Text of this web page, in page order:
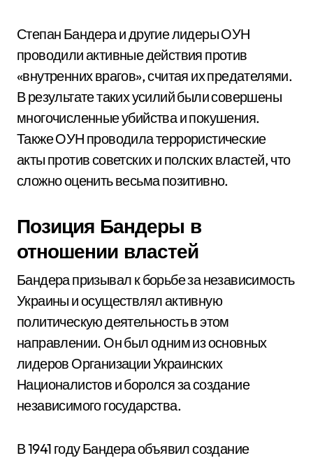
Степан Бандера и другие лидеры ОУН
проводили активные действия против
«внутренних врагов», считая их предателями.
В результате таких усилий были совершены
многочисленные убийства и покушения.
Также ОУН проводила террористические
акты против советских и полских властей, что
сложно оценить весьма позитивно.
Позиция Бандеры в
отношении властей
Бандера призывал к борьбе за независимость
Украины и осуществлял активную
политическую деятельность в этом
направлении. Он был одним из основных
лидеров Организации Украинских
Националистов и боролся за создание
независимого государства.
В 1941 году Бандера объявил создание